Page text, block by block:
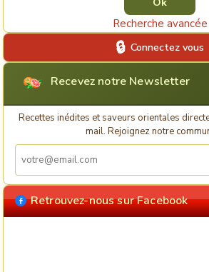
Recherche avancée
Connectez vous
Recevez notre Newsletter
Recettes inédites et saveurs orientales
mail. Rejoignez notre
Retrouvez-nous sur Facebook